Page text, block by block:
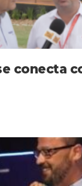
conecta